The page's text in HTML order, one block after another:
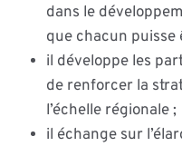
dans le
que chacun
il développe les
de renforcer la
l’échelle régionale ;
il échange sur